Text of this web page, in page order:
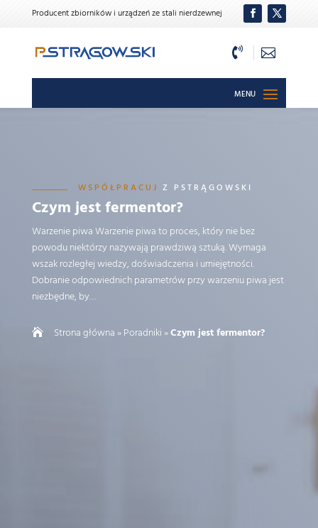
Producent zbiorników i urządzeń ze stali nierdzewnej
 
WSPÓŁPRACUJ Z PSTRĄGOWSKI
Czym jest fermentor?
Warzenie piwa Warzenie piwa to proces, który nie bez
powodu niektórzy nazywają prawdziwą sztuką. Wymaga
wszak rozległej wiedzy, doświadczenia i umiejętności.
Dobranie odpowiednich parametrów przy warzeniu piwa jest
niezbędne, by…
 Strona główna »Poradniki »Czym jest fermentor?